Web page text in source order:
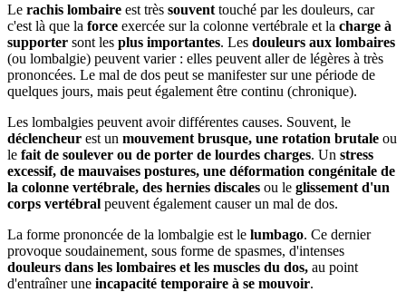
Le rachis lombaire est très souvent touché par les douleurs, car
c'est là que la force exercée sur la colonne vertébrale et la charge à
supporter sont les plus importantes. Les douleurs aux lombaires
(ou lombalgie) peuvent varier : elles peuvent aller de légères à très
prononcées. Le mal de dos peut se manifester sur une période de
quelques jours, mais peut également être continu (chronique).
Les lombalgies peuvent avoir différentes causes. Souvent, le
déclencheur est un mouvement brusque, une rotation brutale ou
le fait de soulever ou de porter de lourdes charges. Un stress
excessif, de mauvaises postures, une déformation congénitale de
la colonne vertébrale, des hernies discales ou le glissement d'un
corps vertébral peuvent également causer un mal de dos.
La forme prononcée de la lombalgie est le lumbago. Ce dernier
provoque soudainement, sous forme de spasmes, d'intenses
douleurs dans les lombaires et les muscles du dos, au point
d'entraîner une incapacité temporaire à se mouvoir.